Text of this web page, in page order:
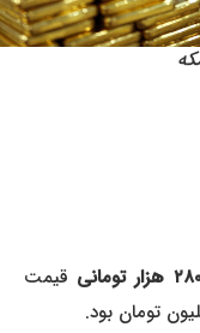
قیمت